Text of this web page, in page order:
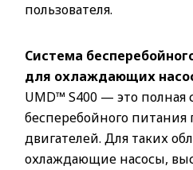
пользователя.
Система
для охлаждающих
UMD™ S400 — это полная
бесперебойного
двигателей. Для таких
охлаждающие насосы,